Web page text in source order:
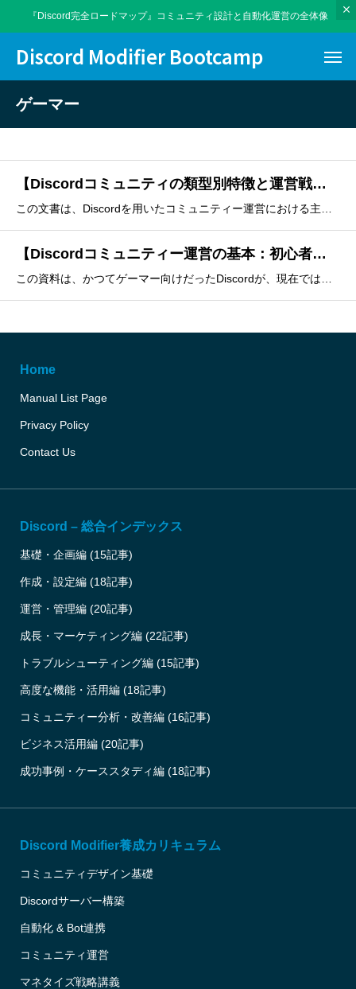
『Discord完全ロードマップ』コミュニティ設計と自動化運営の全体像
Discord Modifier Bootcamp
ゲーマー
【Discordコミュニティの類型別特徴と運営戦略集】ゲーマーだけの世界じゃない？あなたの知らないDiscordの意外な活用法3選【基礎・企画】
【Discordコミュニティー運営の基本：初心者向け完全ガイド】「ゲーマー向け」はもう古い？SlackやLINEとの比較でわかる、Discordコミュニティ運営の3つの本質【基礎・企画】
Home
Manual List Page
Privacy Policy
Contact Us
Discord – 総合インデックス
基礎・企画編 (15記事)
作成・設定編 (18記事)
運営・管理編 (20記事)
成長・マーケティング編 (22記事)
トラブルシューティング編 (15記事)
高度な機能・活用編 (18記事)
コミュニティー分析・改善編 (16記事)
ビジネス活用編 (20記事)
成功事例・ケーススタディ編 (18記事)
Discord Modifier養成カリキュラム
コミュニティデザイン基礎
Discordサーバー構築
自動化 & Bot連携
コミュニティ運営
マネタイズ戦略講義